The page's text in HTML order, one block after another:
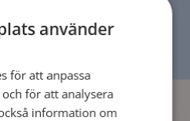
använder
för att anpassa
för att analysera
information om